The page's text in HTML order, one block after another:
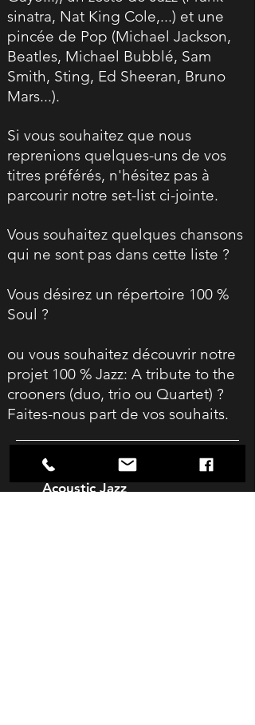
sinatra, Nat King Cole,...) et une
pincée de Pop (Michael Jackson,
Beatles, Michael Bubblé, Sam
Smith, Sting, Ed Sheeran, Bruno
Mars...).
Si vous souhaitez que nous
reprenions quelques-uns de vos
titres préférés, n'hésitez pas à
parcourir notre set-list ci-jointe.
Vous souhaitez quelques chansons
qui ne sont pas dans cette liste ?
Vous désirez un répertoire 100 %
Soul ?
ou vous souhaitez découvrir notre
projet 100 % Jazz: A tribute to the
crooners (duo, trio ou Quartet) ?
Faites-nous part de vos souhaits.
Soul & Pop
Acoustic Jazz